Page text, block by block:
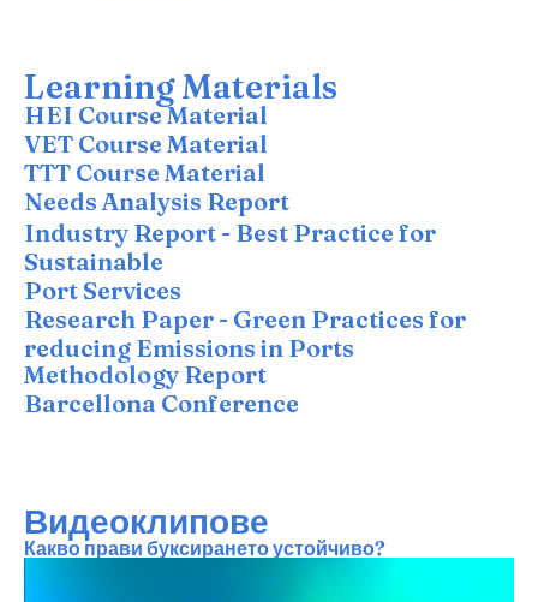
Learning Materials
HEI Course Material
VET Course Material
TTT Course Material
Needs Analysis Report
Industry Report - Best Practice for
Sustainable
Port Services
Research Paper - Green Practices for
reducing Emissions in Ports
Methodology Report
Barcellona Conference
Видеоклипове
Какво прави буксирането устойчиво?